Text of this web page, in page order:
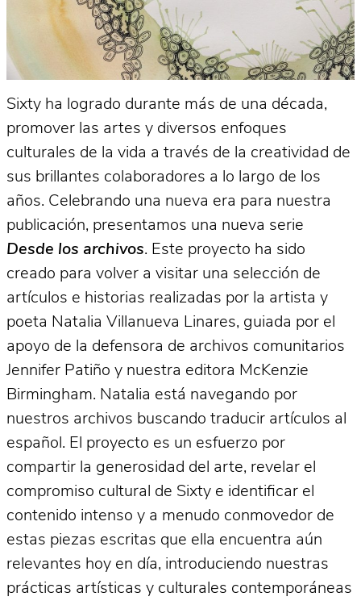
Sixty ha logrado durante más de una década,
promover las artes y diversos enfoques
culturales de la vida a través de la creatividad de
sus brillantes colaboradores a lo largo de los
años. Celebrando una nueva era para nuestra
publicación, presentamos una nueva serie
Desde los archivos. Este proyecto ha sido
creado para volver a visitar una selección de
artículos e historias realizadas por la artista y
poeta Natalia Villanueva Linares, guiada por el
apoyo de la defensora de archivos comunitarios
Jennifer Patiño y nuestra editora McKenzie
Birmingham. Natalia está navegando por
nuestros archivos buscando traducir artículos al
español. El proyecto es un esfuerzo por
compartir la generosidad del arte, revelar el
compromiso cultural de Sixty e identificar el
contenido intenso y a menudo conmovedor de
estas piezas escritas que ella encuentra aún
relevantes hoy en día, introduciendo nuestras
prácticas artísticas y culturales contemporáneas